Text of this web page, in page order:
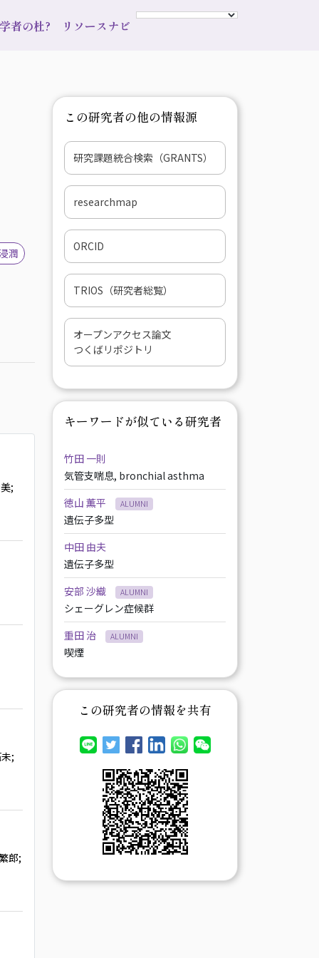
者の杜? リソースナビ
潤
;
;
郎;
この研究者の他の情報源
研究課題統合検索（GRANTS）
researchmap
ORCID
TRIOS（研究者総覧）
オープンアクセス論文
つくばリポジトリ
キーワードが似ている研究者
竹田 一則
気管支喘息, bronchial asthma
徳山 薫平
ALUMNI
遺伝子多型
中田 由夫
遺伝子多型
安部 沙織
ALUMNI
シェーグレン症候群
重田 治
ALUMNI
喫煙
この研究者の情報を共有